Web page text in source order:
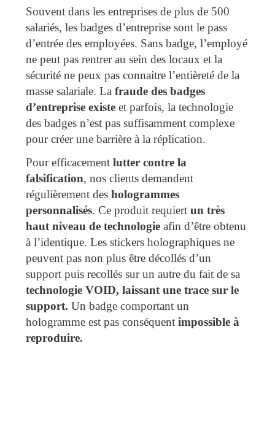
Souvent dans les entreprises de plus de 500
salariés, les badges d’entreprise sont le pass
d’entrée des employées. Sans badge, l’employé
ne peut pas rentrer au sein des locaux et la
sécurité ne peux pas connaitre l’entièreté de la
masse salariale. La fraude des badges
d’entreprise existe et parfois, la technologie
des badges n’est pas suffisamment complexe
pour créer une barrière à la réplication.
Pour efficacement lutter contre la
falsification, nos clients demandent
régulièrement des hologrammes
personnalisés. Ce produit requiert un très
haut niveau de technologie afin d’être obtenu
à l’identique. Les stickers holographiques ne
peuvent pas non plus être décollés d’un
support puis recollés sur un autre du fait de sa
technologie VOID, laissant une trace sur le
support. Un badge comportant un
hologramme est pas conséquent impossible à
reproduire.